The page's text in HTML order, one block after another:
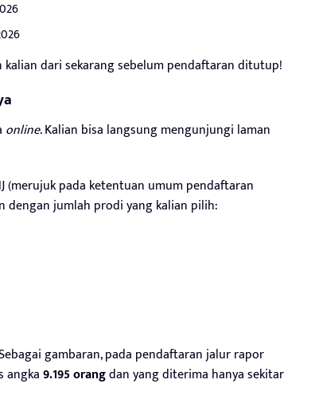
kalian dari sekarang sebelum pendaftaran ditutup!
online. Kalian bisa langsung mengunjungi laman
(merujuk pada ketentuan umum pendaftaran
dengan jumlah prodi yang kalian pilih:
gambaran, pada pendaftaran jalur rapor
angka9.195 orangdan yang diterima hanya sekitar